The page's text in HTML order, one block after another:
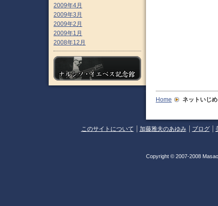
2009年4月
2009年3月
2009年2月
2009年1月
2008年12月
Home ネットいじめ
このサイトについて 加藤雅夫のあゆみ ブログ
Copyright © 2007-2008